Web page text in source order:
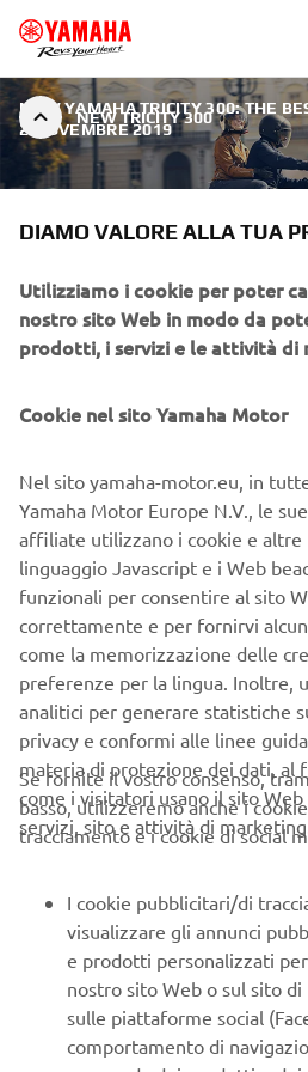
NEW TRICITY 300
NEW YAMAHA TRICITY 300: THE
2 NOVEMBRE 2019
NEW TRICITY 300
Yamaha is taking the Urban
wheel model designed to attract
own distinctive style.
Applying the in-depth Leaning
knowledge gained from the
of the Tricity 125 and NIKEN,
created a fashionable and
ready to make a great impression
class specification, competitive
quality.
CORPORATE
DIAMO VALORE ALLA TUA
Utilizziamo i cookie per poter
nostro sito Web in modo da
prodotti, i servizi e le attività di
Cookie nel sito Yamaha Motor
Nel sito yamaha-motor.eu, in
Yamaha Motor Europe N.V., le
affiliate utilizzano i cookie e altre
linguaggio Javascript e i Web
funzionali per consentire al sito
correttamente e per fornirvi
come la memorizzazione delle
preferenze per la lingua. Inoltre,
analitici per generare statistiche
privacy e conformi alle linee
materia di protezione dei dati, al
come i visitatori usano il sito
servizi, sito e attività di marketing.
Se fornite il vostro consenso,
basso, utilizzeremo anche i
tracciamento e i cookie di social
I cookie pubblicitari/di
visualizzare gli annunci
e prodotti personalizzati
nostro sito Web o sul sito
sulle piattaforme social
comportamento di